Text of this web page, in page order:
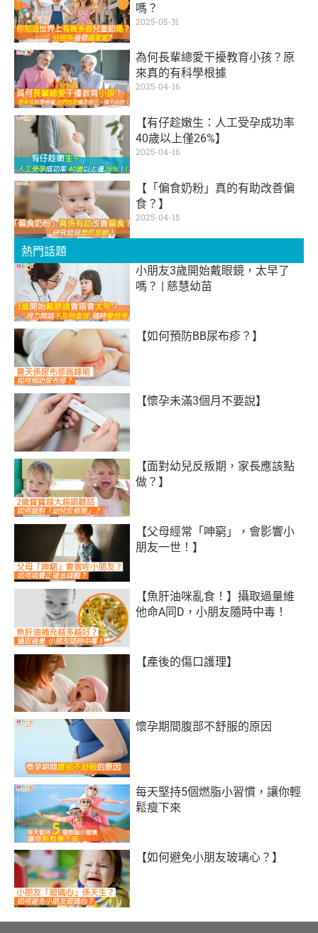
嗎？
2025-05-31
為何長輩總愛干擾教育小孩？原
來真的有科學根據
2025-04-16
【有仔趁嫩生：人工受孕成功率
40歲以上僅26%】
2025-04-16
【「偏食奶粉」真的有助改善偏
食？】
2025-04-15
熱門話題
小朋友3歲開始戴眼鏡，太早了
嗎？ | 慈慧幼苗
【如何預防BB尿布疹？】
【懷孕未滿3個月不要說】
【面對幼兒反叛期，家長應該點
做？】
【父母經常「呻窮」，會影響小
朋友一世！】
【魚肝油咪亂食！】攝取過量維
他命A同D，小朋友隨時中毒！
【產後的傷口護理】
懷孕期間腹部不舒服的原因
每天堅持5個燃脂小習慣，讓你輕
鬆瘦下來
【如何避免小朋友玻璃心？】